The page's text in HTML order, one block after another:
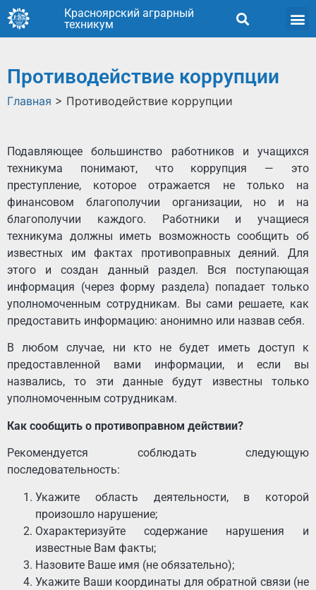
Красноярский аграрный
техникум
Противодействие коррупции
Главная > Противодействие коррупции
Подавляющее большинство работников и учащихся
техникума понимают, что коррупция — это
преступление, которое отражается не только на
финансовом благополучии организации, но и на
благополучии каждого. Работники и учащиеся
техникума должны иметь возможность сообщить об
известных им фактах противоправных деяний. Для
этого и создан данный раздел. Вся поступающая
информация (через форму раздела) попадает только
уполномоченным сотрудникам. Вы сами решаете, как
предоставить информацию: анонимно или назвав себя.
В любом случае, ни кто не будет иметь доступ к
предоставленной вами информации, и если вы
назвались, то эти данные будут известны только
уполномоченным сотрудникам.
Как сообщить о противоправном действии?
Рекомендуется соблюдать следующую
последовательность:
Укажите область деятельности, в которой
произошло нарушение;
Охарактеризуйте содержание нарушения и
известные Вам факты;
Назовите Ваше имя (не обязательно);
Укажите Ваши координаты для обратной связи (не